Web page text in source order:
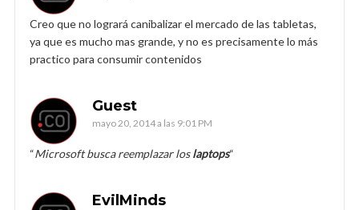
Creo que no logrará canibalizar el mercado de las tabletas,
ya que es mucho mas grande, y no es precisamente lo más
practico para consumir contenidos
Guest
mayo 20, 2014 a las 9:01 PM
“Microsoft busca reemplazar loslaptops“
EvilMinds